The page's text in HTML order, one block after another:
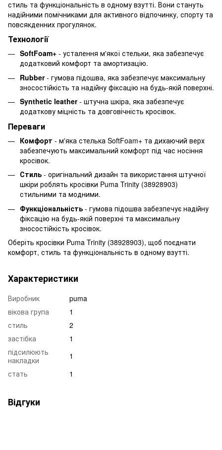
стиль та функціональність в одному взутті. Вони стануть
надійними помічниками для активного відпочинку, спорту та
повсякденних прогулянок.
Технології
SoftFoam+ - усталення м'якої стельки, яка забезпечує
додатковий комфорт та амортизацію.
Rubber- гумова підошва, яка забезпечує максимальну
зносостійкість та надійну фіксацію на будь-якій поверхні.
Synthetic leather- штучна шкіра, яка забезпечує
додаткову міцність та довговічність кросівок.
Переваги
Комфорт - м'яка стелька SoftFoam+ та дихаючий верх
забезпечують максимальний комфорт під час носіння
кросівок.
Стиль - оригінальний дизайн та використання штучної
шкіри роблять кросівки Puma Trinity (38928903)
стильними та модними.
Функціональність - гумова підошва забезпечує надійну
фіксацію на будь-якій поверхні та максимальну
зносостійкість кросівок.
Оберіть кросівки Puma Trinity (38928903), щоб поєднати
комфорт, стиль та функціональність в одному взутті.
Характеристики
Виробник
puma
вікова група
1
стиль
2
застібка
1
підсилюють
накладки
1
стать
1
Відгуки